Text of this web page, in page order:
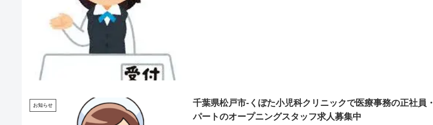
お知らせ
千葉県松戸市-くぼた小児科クリニックで医療事務の正社員・
パートのオープニングスタッフ求人募集中